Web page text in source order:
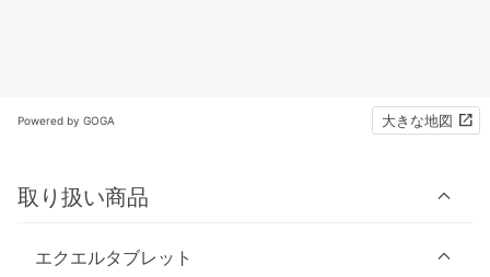
Powered by GOGA 大きな地図
取り扱い商品
エクエルタブレット